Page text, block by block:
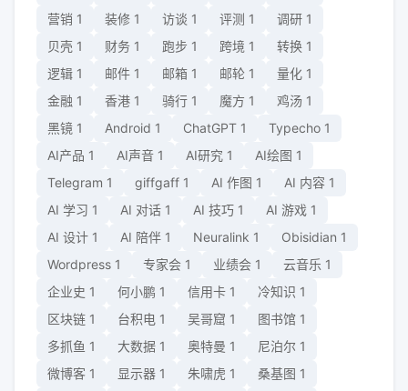
营销 1 装修 1 访谈 1 评测 1 调研 1
贝壳 1 财务 1 跑步 1 跨境 1 转换 1
逻辑 1 邮件 1 邮箱 1 邮轮 1 量化 1
金融 1 香港 1 骑行 1 魔方 1 鸡汤 1
黑镜 1 Android 1 ChatGPT 1 Typecho 1
AI产品 1 AI声音 1 AI研究 1 AI绘图 1
Telegram 1 giffgaff 1 AI 作图 1 AI 内容 1
AI 学习 1 AI 对话 1 AI 技巧 1 AI 游戏 1
AI 设计 1 AI 陪伴 1 Neuralink 1 Obisidian 1
Wordpress 1 专家会 1 业绩会 1 云音乐 1
企业史 1 何小鹏 1 信用卡 1 冷知识 1
区块链 1 台积电 1 吴哥窟 1 图书馆 1
多抓鱼 1 大数据 1 奥特曼 1 尼泊尔 1
微博客 1 显示器 1 朱啸虎 1 桑基图 1